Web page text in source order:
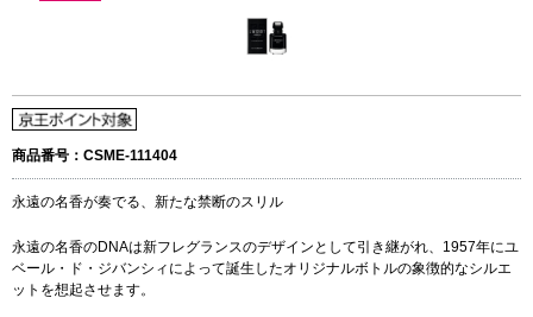
商品番号：CSME-111404
永遠の名香が奏でる、新たな禁断のスリル
永遠の名香のDNAは新フレグランスのデザインとして引き継がれ、1957年にユ
ベール・ド・ジバンシィによって誕生したオリジナルボトルの象徴的なシルエ
ットを想起させます。